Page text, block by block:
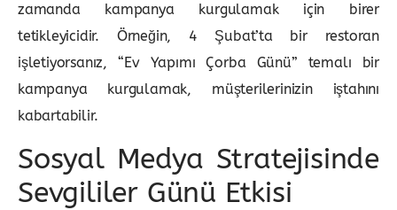
zamanda kampanya kurgulamak için birer
tetikleyicidir. Örneğin, 4 Şubat’ta bir restoran
işletiyorsanız, “Ev Yapımı Çorba Günü” temalı bir
kampanya kurgulamak, müşterilerinizin iştahını
kabartabilir.
Sosyal Medya Stratejisinde
Sevgililer Günü Etkisi